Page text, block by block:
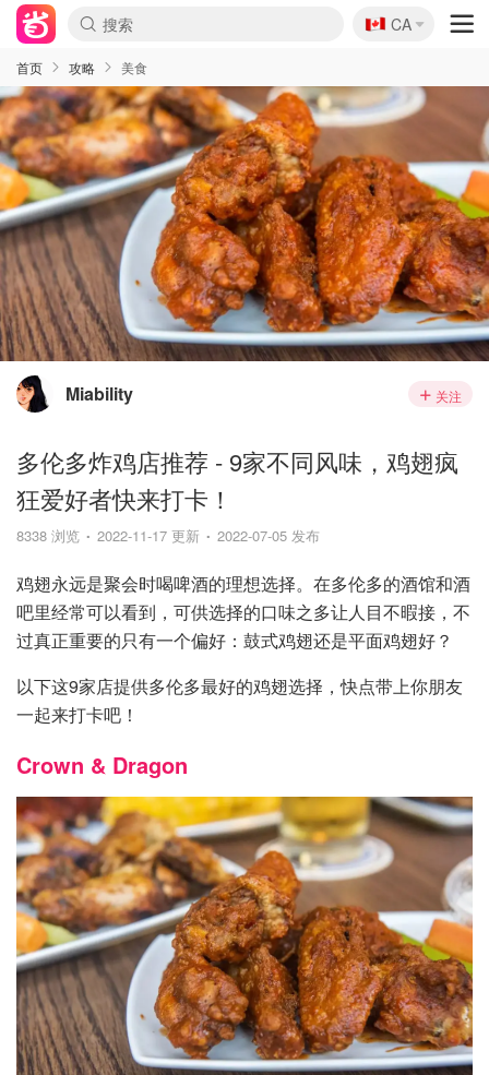
🇨🇦
CA
首页 攻略 美食
Miability 关注
多伦多炸鸡店推荐 - 9家不同风味，鸡翅疯
狂爱好者快来打卡！
8338 浏览 2022-11-17 更新 2022-07-05 发布
鸡翅永远是聚会时喝啤酒的理想选择。在多伦多的酒馆和酒
吧里经常可以看到，可供选择的口味之多让人目不暇接，不
过真正重要的只有一个偏好：鼓式鸡翅还是平面鸡翅好？
以下这9家店提供多伦多最好的鸡翅选择，快点带上你朋友
一起来打卡吧！
Crown & Dragon